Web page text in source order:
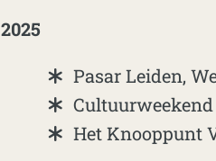
2025
Pasar Leiden,
Het Knooppunt